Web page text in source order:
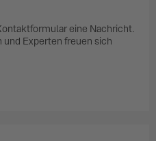
eine Nachricht.
und Experten freuen sich